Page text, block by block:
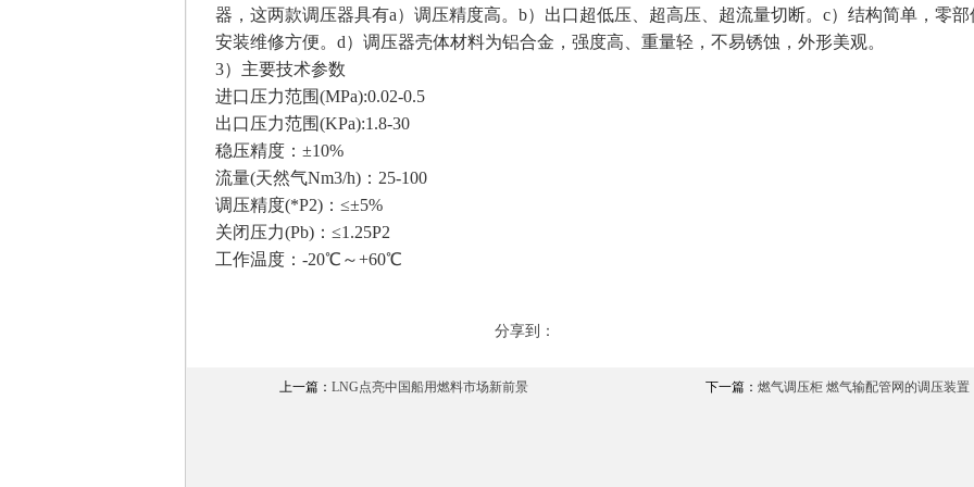
器，这两款调压器具有a）调压精度高。b）出口超低压、超高压、超流量切断。c）结构简单，零部
安装维修方便。d）调压器壳体材料为铝合金，强度高、重量轻，不易锈蚀，外形美观。
3）主要技术参数
进口压力范围(MPa):0.02-0.5
出口压力范围(KPa):1.8-30
稳压精度：±10%
流量(天然气Nm3/h)：25-100
调压精度(*P2)：≤±5%
关闭压力(Pb)：≤1.25P2
工作温度：-20℃～+60℃
分享到：
上一篇： LNG点亮中国船用燃料市场新前景 下一篇： 燃气调压柜 燃气输配管网的调压装置